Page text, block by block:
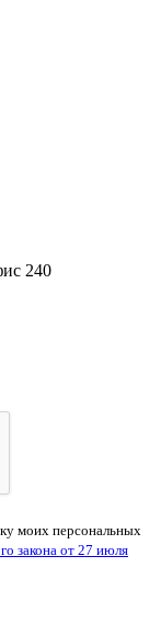
240
моих персональных
закона от 27 июля